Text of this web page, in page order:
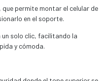
permite montar el celular de
en el soporte.
un solo clic, facilitando la
y cómoda.